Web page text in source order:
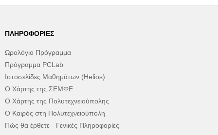
ΠΛΗΡΟΦΟΡΊΕΣ
Ωρολόγιο Πρόγραμμα
Πρόγραμμα PCLab
Ιστοσελίδες Μαθημάτων (Helios)
Ο Χάρτης της ΣΕΜΦΕ
Ο Χάρτης της Πολυτεχνειούπολης
Ο Καιρός στη Πολυτεχνειούπολη
Πώς θα έρθετε - Γενικές Πληροφορίες